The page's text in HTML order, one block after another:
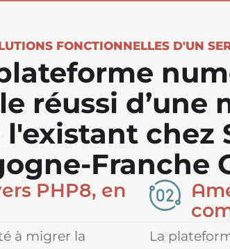
FONCTIONNELLES D'UN
réussi d’une
chez
Franche
PHP8, en
à migrer la
La